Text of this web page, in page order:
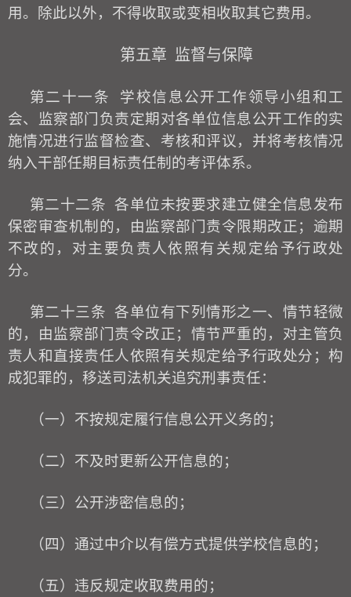
用。除此以外，不得收取或变相收取其它费用。
第五章 监督与保障
第二十一条 学校信息公开工作领导小组和工
会、监察部门负责定期对各单位信息公开工作的实
施情况进行监督检查、考核和评议，并将考核情况
纳入干部任期目标责任制的考评体系。
第二十二条 各单位未按要求建立健全信息发布
保密审查机制的，由监察部门责令限期改正；逾期
不改的，对主要负责人依照有关规定给予行政处
分。
第二十三条 各单位有下列情形之一、情节轻微
的，由监察部门责令改正；情节严重的，对主管负
责人和直接责任人依照有关规定给予行政处分；构
成犯罪的，移送司法机关追究刑事责任：
（一）不按规定履行信息公开义务的；
（二）不及时更新公开信息的；
（三）公开涉密信息的；
（四）通过中介以有偿方式提供学校信息的；
（五）违反规定收取费用的；